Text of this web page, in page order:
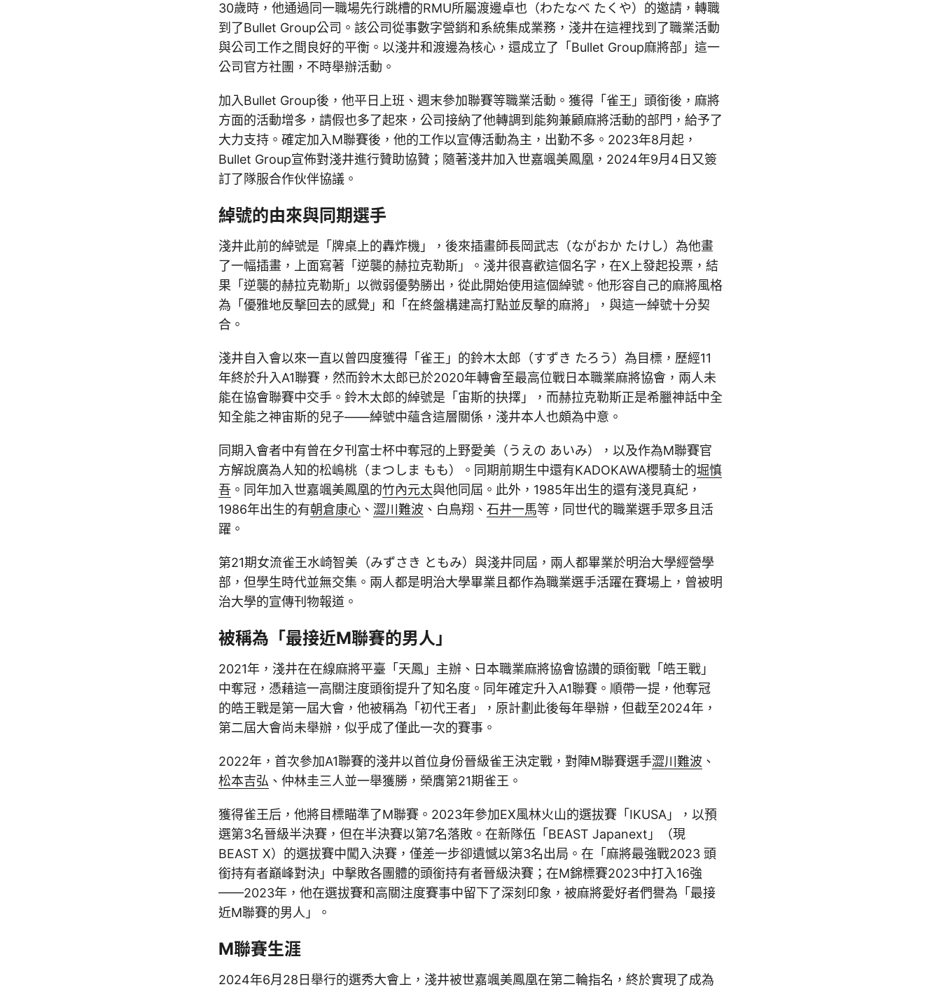
30歲時，他通過同一職場先行跳槽的RMU所屬渡邊卓也（わたなべ たくや）的邀請，轉職
到了Bullet Group公司。該公司從事數字營銷和系統集成業務，淺井在這裡找到了職業活動
與公司工作之間良好的平衡。以淺井和渡邊為核心，還成立了「Bullet Group麻將部」這一
公司官方社團，不時舉辦活動。
加入Bullet Group後，他平日上班、週末參加聯賽等職業活動。獲得「雀王」頭銜後，麻將
方面的活動增多，請假也多了起來，公司接納了他轉調到能夠兼顧麻將活動的部門，給予了
大力支持。確定加入M聯賽後，他的工作以宣傳活動為主，出勤不多。2023年8月起，
Bullet Group宣佈對淺井進行贊助協贊；隨著淺井加入世嘉颯美鳳凰，2024年9月4日又簽
訂了隊服合作伙伴協議。
綽號的由來與同期選手
淺井此前的綽號是「牌桌上的轟炸機」，後來插畫師長岡武志（ながおか たけし）為他畫
了一幅插畫，上面寫著「逆襲的赫拉克勒斯」。淺井很喜歡這個名字，在X上發起投票，結
果「逆襲的赫拉克勒斯」以微弱優勢勝出，從此開始使用這個綽號。他形容自己的麻將風格
為「優雅地反擊回去的感覺」和「在終盤構建高打點並反擊的麻將」，與這一綽號十分契
合。
淺井自入會以來一直以曾四度獲得「雀王」的鈴木太郎（すずき たろう）為目標，歷經11
年終於升入A1聯賽，然而鈴木太郎已於2020年轉會至最高位戰日本職業麻將協會，兩人未
能在協會聯賽中交手。鈴木太郎的綽號是「宙斯的抉擇」，而赫拉克勒斯正是希臘神話中全
知全能之神宙斯的兒子——綽號中蘊含這層關係，淺井本人也頗為中意。
同期入會者中有曾在夕刊富士杯中奪冠的上野愛美（うえの あいみ），以及作為M聯賽官
方解說廣為人知的松嶋桃（まつしま もも）。同期前期生中還有KADOKAWA櫻騎士的堀慎
吾 。同年加入世嘉颯美鳳凰的竹內元太與他同屆。此外，1985年出生的還有淺見真紀，
1986年出生的有朝倉康心 、 澀川難波 、白鳥翔、 石井一馬等，同世代的職業選手眾多且活
躍。
第21期女流雀王水崎智美（みずさき ともみ）與淺井同屆，兩人都畢業於明治大學經營學
部，但學生時代並無交集。兩人都是明治大學畢業且都作為職業選手活躍在賽場上，曾被明
治大學的宣傳刊物報道。
被稱為「最接近M聯賽的男人」
2021年，淺井在在線麻將平臺「天鳳」主辦、日本職業麻將協會協讚的頭銜戰「皓王戰」
中奪冠，憑藉這一高關注度頭銜提升了知名度。同年確定升入A1聯賽。順帶一提，他奪冠
的皓王戰是第一屆大會，他被稱為「初代王者」，原計劃此後每年舉辦，但截至2024年，
第二屆大會尚未舉辦，似乎成了僅此一次的賽事。
2022年，首次參加A1聯賽的淺井以首位身份晉級雀王決定戰，對陣M聯賽選手澀川難波 、
松本吉弘 、仲林圭三人並一舉獲勝，榮膺第21期雀王。
獲得雀王后，他將目標瞄準了M聯賽。2023年參加EX風林火山的選拔賽「IKUSA」，以預
選第3名晉級半決賽，但在半決賽以第7名落敗。在新隊伍「BEAST Japanext」（現
BEAST X）的選拔賽中闖入決賽，僅差一步卻遺憾以第3名出局。在「麻將最強戰2023 頭
銜持有者巔峰對決」中擊敗各團體的頭銜持有者晉級決賽；在M錦標賽2023中打入16強
——2023年，他在選拔賽和高關注度賽事中留下了深刻印象，被麻將愛好者們譽為「最接
近M聯賽的男人」。
M聯賽生涯
2024年6月28日舉行的選秀大會上，淺井被世嘉颯美鳳凰在第二輪指名，終於實現了成為